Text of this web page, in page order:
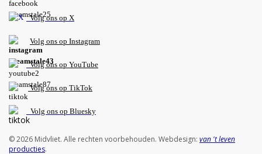
Volg ons op X
Volg ons op Instagram
Volgons op YouTube
Volg ons op TikTok
Volg ons op Bluesky
© 2026 Midvliet. Alle rechten voorbehouden. Webdesign: van 't leven
producties.